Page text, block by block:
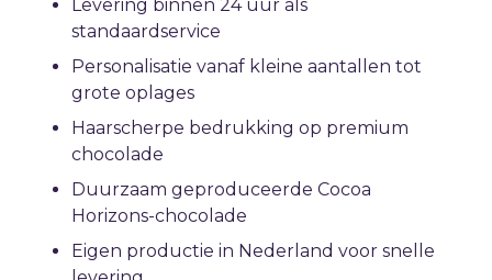
Levering binnen 24 uur als
standaardservice
Personalisatie vanaf kleine aantallen tot
grote oplages
Haarscherpe bedrukking op premium
chocolade
Duurzaam geproduceerde Cocoa
Horizons-chocolade
Eigen productie in Nederland voor snelle